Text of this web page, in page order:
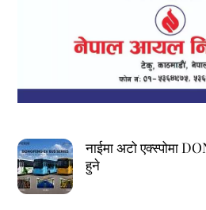
नाईमा अटो एक्स्पोमा
हुने